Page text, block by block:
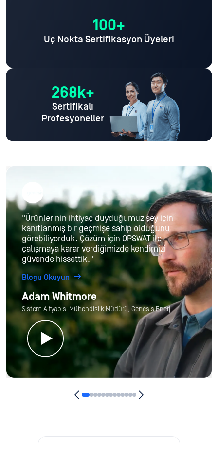
100+
Uç Nokta Sertifikasyon Üyeleri
268k+
Sertifikalı
Profesyoneller
"Ürünlerinin ihtiyaç duyduğumuz şey için
kanıtlanmış bir geçmişe sahip olduğunu
görebiliyorduk. Çözüm için OPSWAT ile
çalışmaya karar verdiğimizde kendimizi
güvende hissettik."
Blogu Okuyun
Adam Whitmore
Sistem Altyapısı Mühendislik Müdürü, Genesis Enerji